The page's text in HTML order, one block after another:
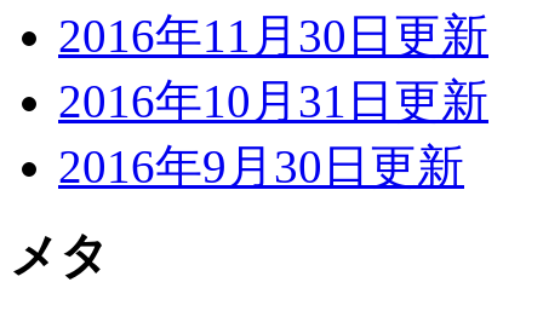
2016年11月30日更新
2016年10月31日更新
2016年9月30日更新
メタ